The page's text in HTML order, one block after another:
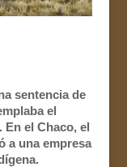
sentencia de
el
el Chaco, el
a una empresa